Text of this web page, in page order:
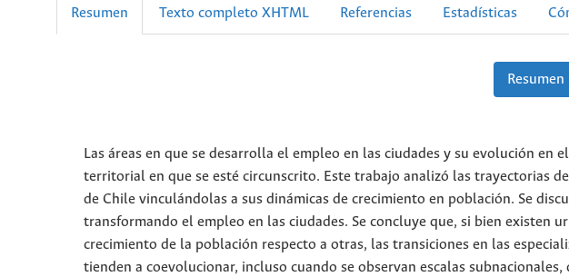
Resumen Texto completo XHTML Referencias Estadísticas
Resumen
Las áreas en que se desarrolla el empleo en las ciudades y su evolución en
territorial en que se esté circunscrito. Este trabajo analizó las trayectorias
de Chile vinculándolas a sus dinámicas de crecimiento en población. Se
transformando el empleo en las ciudades. Se concluye que, si bien existen
crecimiento de la población respecto a otras, las transiciones en las
tienden a coevolucionar, incluso cuando se observan escalas